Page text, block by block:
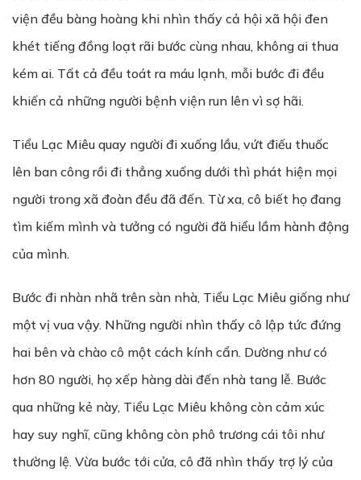
viện đều bàng hoàng khi nhìn thấy cả hội xã hội đen
khét tiếng đồng loạt rãi bước cùng nhau, không ai thua
kém ai. Tất cả đều toát ra máu lạnh, mỗi bước đi đều
khiến cả những người bệnh viện run lên vì sợ hãi.
Tiểu Lạc Miêu quay người đi xuống lầu, vứt điếu thuốc
lên ban công rồi đi thẳng xuống dưới thì phát hiện mọi
người trong xã đoàn đều đã đến. Từ xa, cô biết họ đang
tìm kiếm mình và tưởng có người đã hiểu lầm hành động
của mình.
Bước đi nhàn nhã trên sàn nhà, Tiểu Lạc Miêu giống như
một vị vua vậy. Những người nhìn thấy cô lập tức đứng
hai bên và chào cô một cách kính cẩn. Dường như có
hơn 80 người, họ xếp hàng dài đến nhà tang lễ. Bước
qua những kẻ này, Tiểu Lạc Miêu không còn cảm xúc
hay suy nghĩ, cũng không còn phô trương cái tôi như
thường lệ. Vừa bước tới cửa, cô đã nhìn thấy trợ lý của